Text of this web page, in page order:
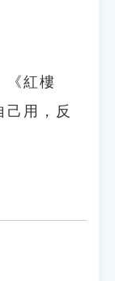
《紅樓
己用，反